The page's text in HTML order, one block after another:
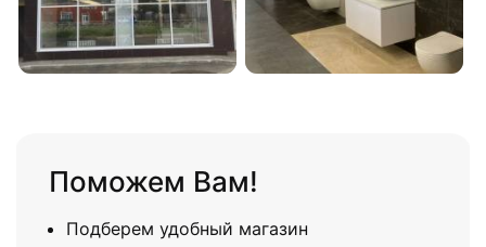
Поможем Вам!
Подберем удобный магазин